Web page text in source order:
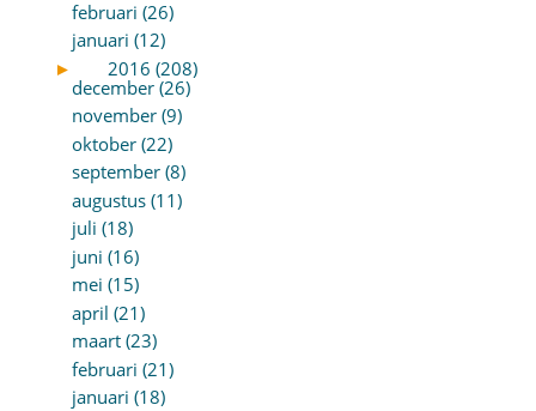
februari (26)
januari (12)
►
2016 (208)
december (26)
november (9)
oktober (22)
september (8)
augustus (11)
juli (18)
juni (16)
mei (15)
april (21)
maart (23)
februari (21)
januari (18)